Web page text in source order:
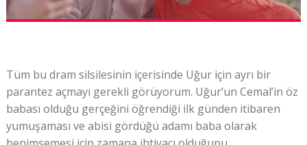
Tüm bu dram silsilesinin içerisinde Uğur için ayrı bir
parantez açmayı gerekli görüyorum. Uğur’un Cemal’in öz
babası olduğu gerçeğini öğrendiği ilk günden itibaren
yumuşaması ve abisi gördüğü adamı baba olarak